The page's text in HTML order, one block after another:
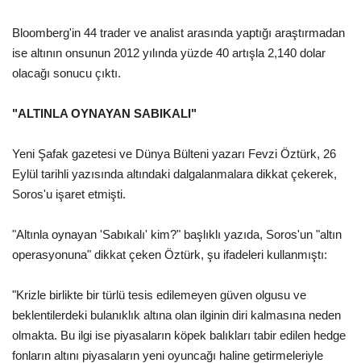
Bloomberg'in 44 trader ve analist arasında yaptığı araştırmadan
ise altının onsunun 2012 yılında yüzde 40 artışla 2,140 dolar
olacağı sonucu çıktı.
"ALTINLA OYNAYAN SABIKALI"
Yeni Şafak gazetesi ve Dünya Bülteni yazarı Fevzi Öztürk, 26
Eylül tarihli yazısında altındaki dalgalanmalara dikkat çekerek,
Soros'u işaret etmişti.
"Altınla oynayan 'Sabıkalı' kim?" başlıklı yazıda, Soros'un "altın
operasyonuna" dikkat çeken Öztürk, şu ifadeleri kullanmıştı:
"Krizle birlikte bir türlü tesis edilemeyen güven olgusu ve
beklentilerdeki bulanıklık altına olan ilginin diri kalmasına neden
olmakta. Bu ilgi ise piyasaların köpek balıkları tabir edilen hedge
fonların altını piyasaların yeni oyuncağı haline getirmeleriyle